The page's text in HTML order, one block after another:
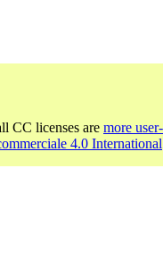
CC licenses are more
4.0 International